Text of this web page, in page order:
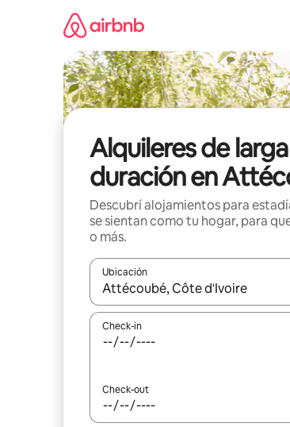
Alquileres de larga
duración en
Descubrí alojamientos para
se sientan como tu hogar, para
o más.
Ubicación
Cuando los resultados estén
Check-in
Check-out